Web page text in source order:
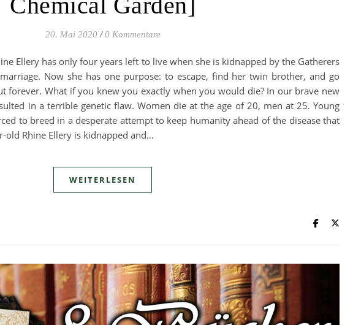
20. Mai 2020 / 0 Kommentare
Ellery has only four years left to live when she is kidnapped by the Gatherers
Now she has one purpose: to escape, find her twin brother, and go
forever. What if you knew you exactly when you would die? In our brave new
in a terrible genetic flaw. Women die at the age of 20, men at 25. Young
to breed in a desperate attempt to keep humanity ahead of the disease that
old Rhine Ellery is kidnapped and…
WEITERLESEN